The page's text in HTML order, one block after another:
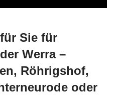
Sie für
Werra –
Röhrigshof,
oder